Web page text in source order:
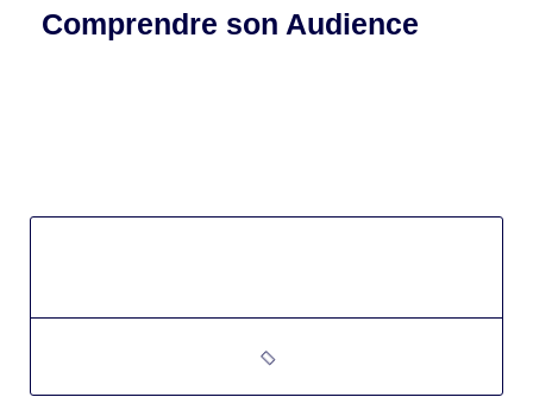
Comprendre son Audience